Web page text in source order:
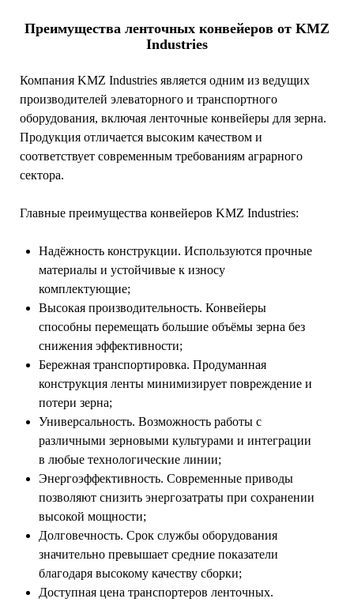
Преимущества ленточных конвейеров от KMZ
Industries
Компания KMZ Industries является одним из ведущих
производителей элеваторного и транспортного
оборудования, включая ленточные конвейеры для зерна.
Продукция отличается высоким качеством и
соответствует современным требованиям аграрного
сектора.
Главные преимущества конвейеров KMZ Industries:
Надёжность конструкции. Используются прочные
материалы и устойчивые к износу
комплектующие;
Высокая производительность. Конвейеры
способны перемещать большие объёмы зерна без
снижения эффективности;
Бережная транспортировка. Продуманная
конструкция ленты минимизирует повреждение и
потери зерна;
Универсальность. Возможность работы с
различными зерновыми культурами и интеграции
в любые технологические линии;
Энергоэффективность. Современные приводы
позволяют снизить энергозатраты при сохранении
высокой мощности;
Долговечность. Срок службы оборудования
значительно превышает средние показатели
благодаря высокому качеству сборки;
Доступная цена транспортеров ленточных.